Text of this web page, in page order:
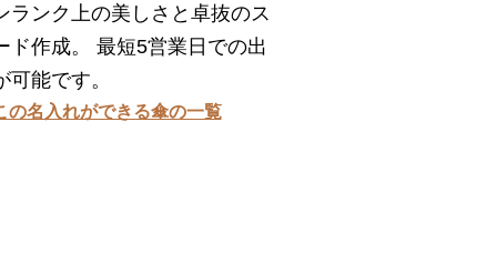
ランク上の美しさと卓抜のス
ド作成。 最短5営業日での出
可能です。
の名入れができる傘の一覧